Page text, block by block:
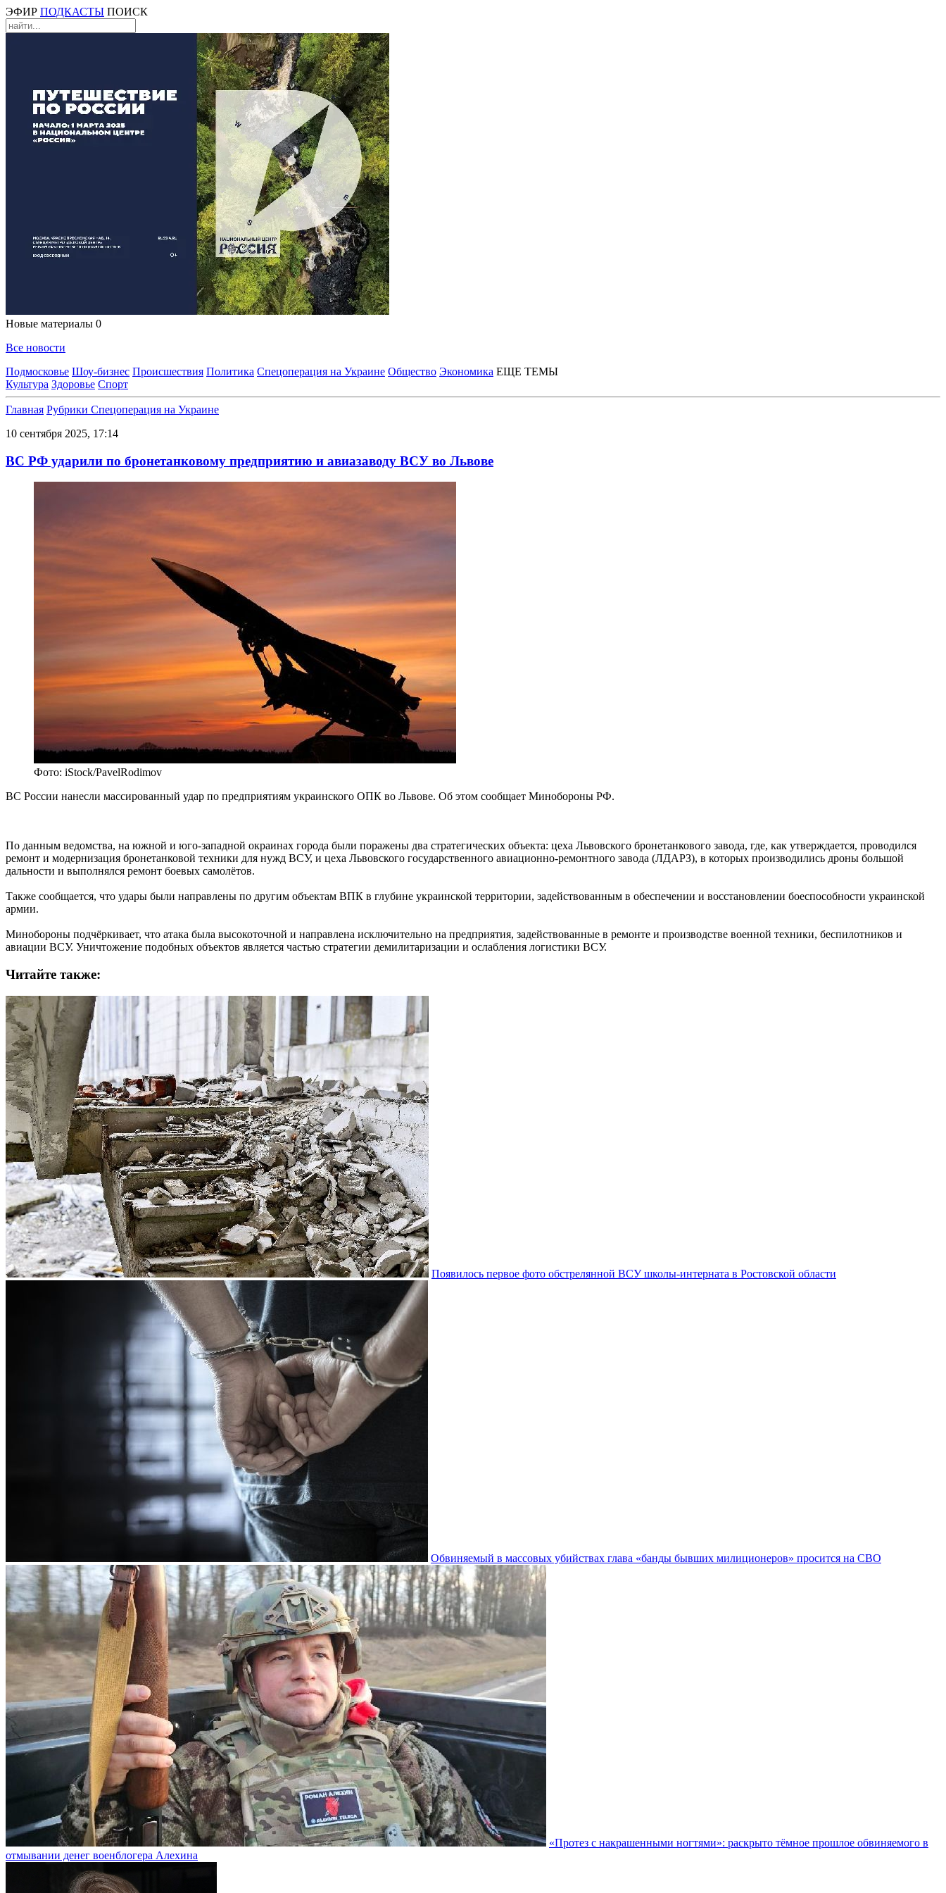
ЭФИР ПОДКАСТЫ ПОИСК
Новые материалы 0
Все новости
Подмосковье Шоу-бизнес Происшествия Политика Спецоперация на Украине Общество Экономика ЕЩЕ ТЕМЫ
Культура Здоровье Спорт
Главная Рубрики Спецоперация на Украине
10 сентября 2025, 17:14
ВС РФ ударили по бронетанковому предприятию и авиазаводу ВСУ во Львове
Фото: iStock/PavelRodimov
ВС России нанесли массированный удар по предприятиям украинского ОПК во Львове. Об этом сообщает Минобороны РФ.
По данным ведомства, на южной и юго-западной окраинах города были поражены два стратегических объекта: цеха Львовского бронетанкового завода, где, как утверждается, проводился
ремонт и модернизация бронетанковой техники для нужд ВСУ, и цеха Львовского государственного авиационно-ремонтного завода (ЛДАРЗ), в которых производились дроны большой
дальности и выполнялся ремонт боевых самолётов.
Также сообщается, что удары были направлены по другим объектам ВПК в глубине украинской территории, задействованным в обеспечении и восстановлении боеспособности украинской
армии.
Минобороны подчёркивает, что атака была высокоточной и направлена исключительно на предприятия, задействованные в ремонте и производстве военной техники, беспилотников и
авиации ВСУ. Уничтожение подобных объектов является частью стратегии демилитаризации и ослабления логистики ВСУ.
Читайте также:
Появилось первое фото обстрелянной ВСУ школы-интерната в Ростовской области
Обвиняемый в массовых убийствах глава «банды бывших милиционеров» просится на СВО
«Протез с накрашенными ногтями»: раскрыто тёмное прошлое обвиняемого в
отмывании денег военблогера Алехина